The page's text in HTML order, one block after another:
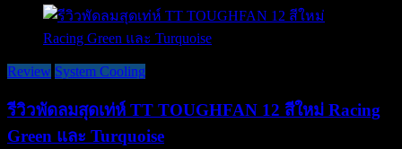
Review System Cooling
รีวิวพัดลมสุดเท่ห์ TT TOUGHFAN 12 สีใหม่ Racing
Green และ Turquoise